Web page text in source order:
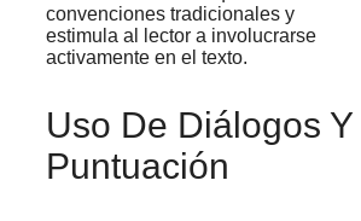
convenciones tradicionales y
estimula al lector a involucrarse
activamente en el texto.
Uso De Diálogos Y
Puntuación